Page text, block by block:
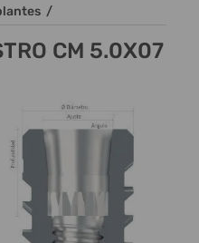
/
CM 5.0X07